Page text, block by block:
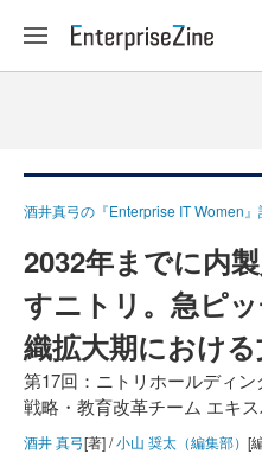
酒井真弓の『Enterprise IT Women
2032年までに内
すニトリ。急ピ
織拡大期におけ
第17回：ニトリホールディ
戦略・教育改革チーム エキ
酒井 真弓[著] /小山 奨太（編集部） [